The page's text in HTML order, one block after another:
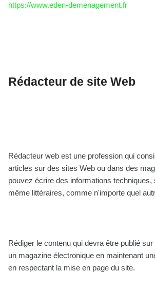
https://www.eden-demenagement.fr
Rédacteur de site Web
Rédacteur web est une profession qui
articles sur des sites Web ou dans des
pouvez écrire des informations techniques,
même littéraires, comme n'importe quel
Rédiger le contenu qui devra être publié
un magazine électronique en maintenant
en respectant la mise en page du site.